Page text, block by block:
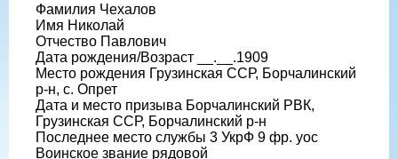
Фамилия Чехалов
Имя Николай
Отчество Павлович
Дата рождения/Возраст __.__.1909
Место рождения Грузинская ССР, Борчалинский
р-н, с. Опрет
Дата и место призыва Борчалинский РВК,
Грузинская ССР, Борчалинский р-н
Последнее место службы 3 УкрФ 9 фр. уос
Воинское звание рядовой